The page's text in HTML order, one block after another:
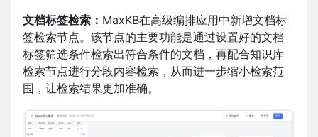
文档标签检索： MaxKB在高级编排应用中新增文档标
签检索节点。该节点的主要功能是通过设置好的文档
标签筛选条件检索出符合条件的文档，再配合知识库
检索节点进行分段内容检索，从而进一步缩小检索范
围，让检索结果更加准确。